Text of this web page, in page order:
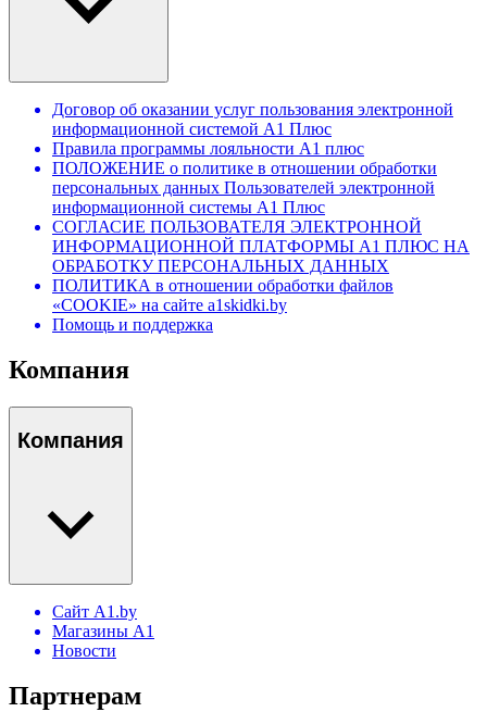
Договор об оказании услуг пользования электронной
информационной системой А1 Плюс
Правила программы лояльности А1 плюс
ПОЛОЖЕНИЕ о политике в отношении обработки
персональных данных Пользователей электронной
информационной системы А1 Плюс
СОГЛАСИЕ ПОЛЬЗОВАТЕЛЯ ЭЛЕКТРОННОЙ
ИНФОРМАЦИОННОЙ ПЛАТФОРМЫ А1 ПЛЮС НА
ОБРАБОТКУ ПЕРСОНАЛЬНЫХ ДАННЫХ
ПОЛИТИКА в отношении обработки файлов
«COOKIE» на сайте a1skidki.by
Помощь и поддержка
Компания
Компания
Сайт A1.by
Магазины А1
Новости
Партнерам